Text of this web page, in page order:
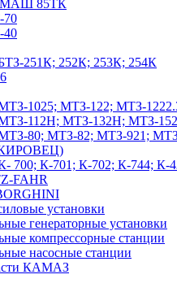
85ТК
70
40
251К; 252К; 253К; 254К
1025; МТЗ-122; МТЗ-
112Н; МТЗ-132Н; МТЗ-
80; МТЗ-82; МТЗ-921;
700; К-701; К-702; К-744; К-
FAHR
установки
генераторные установки
компрессорные станции
насосные станции
КАМАЗ